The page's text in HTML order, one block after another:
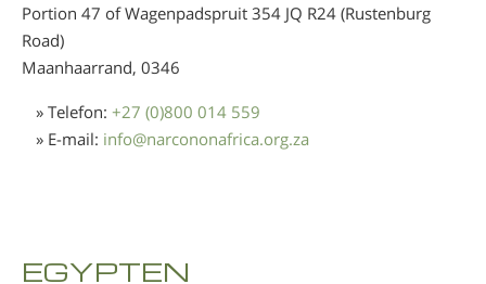
Nepali
Portion 47 of Wagenpadspruit 354 JQ R24 (Rustenburg
Road)
Maanhaarrand, 0346
» Telefon: +27 (0)800 014 559
» E-mail: info@narcononafrica.org.za
EGYPTEN